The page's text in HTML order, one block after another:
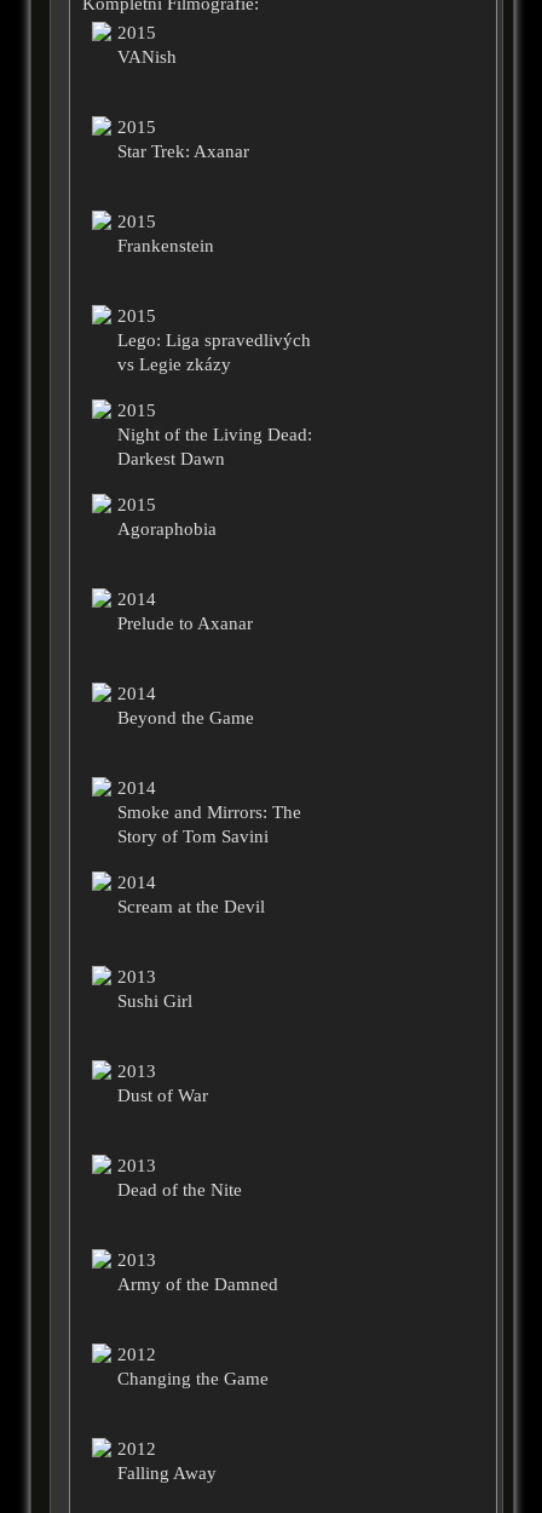
2015
VANish
2015
Star Trek: Axanar
2015
Frankenstein
2015
Lego: Liga spravedlivých
vs Legie zkázy
2015
Night of the Living Dead:
Darkest Dawn
2015
Agoraphobia
2014
Prelude to Axanar
2014
Beyond the Game
2014
Smoke and Mirrors: The
Story of Tom Savini
2014
Scream at the Devil
2013
Sushi Girl
2013
Dust of War
2013
Dead of the Nite
2013
Army of the Damned
2012
Changing the Game
2012
Falling Away